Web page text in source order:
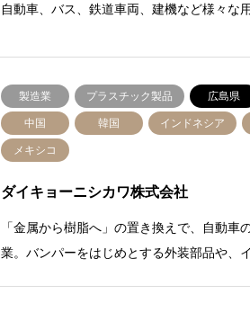
自動車、バス、鉄道車両、建機など様々な
製造業 プラスチック製品 広島県
中国 韓国 インドネシア
メキシコ
ダイキョーニシカワ株式会社
「金属から樹脂へ」の置き換えで、自動車
業。バンパーをはじめとする外装部品や、